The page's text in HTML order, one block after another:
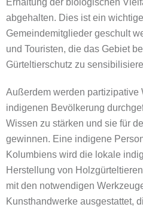
Erhaltung der biologischen
abgehalten. Dies ist ein
Gemeindemitglieder geschult
und Touristen, die das Gebiet
Gürteltierschutz zu
Außerdem werden partizipative
indigenen Bevölkerung
Wissen zu stärken und sie für
gewinnen. Eine indigene
Kolumbiens wird die lokale
Herstellung von
mit den notwendigen
Kunsthandwerke ausgestattet,